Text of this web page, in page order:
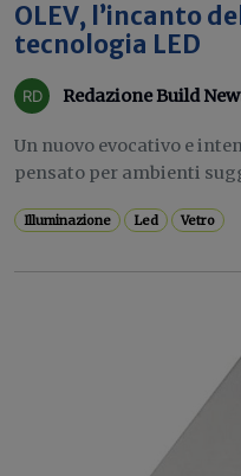
OLEV, l’incanto
tecnologia LED
Redazione Build
Un nuovo evocativo e
pensato per ambienti
Illuminazione Led Vetro